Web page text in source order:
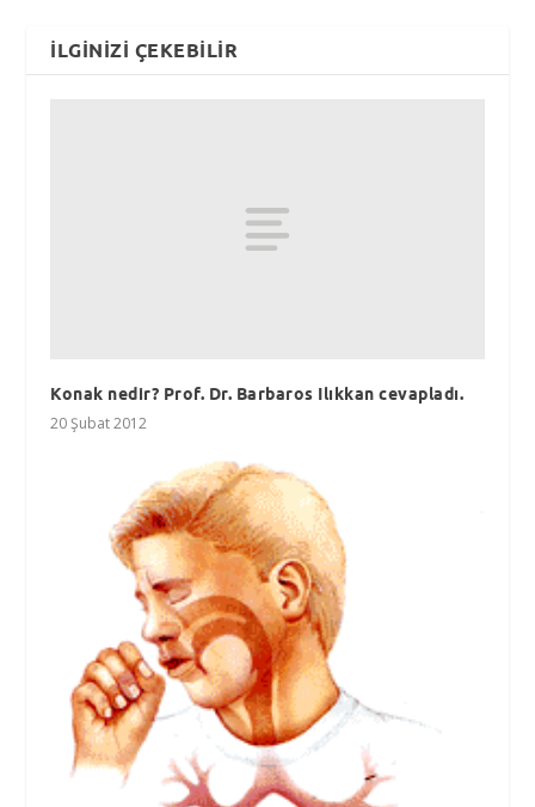
İLGINIZI ÇEKEBILIR
Konak nedir? Prof. Dr. Barbaros Ilıkkan cevapladı.
20 Şubat 2012